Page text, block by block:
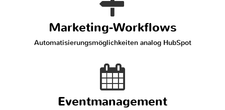
Marketing-Workflows
Automatisierungsmöglichkeiten analog HubSpot
Eventmanagement